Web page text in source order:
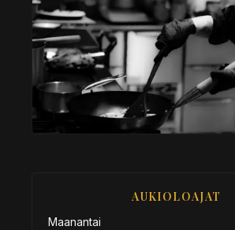
AUKIOLOAJAT
Maanantai